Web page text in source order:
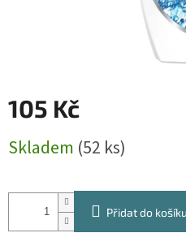
105 Kč
cena:
Skladem (52 ks)
Přidat do košíku